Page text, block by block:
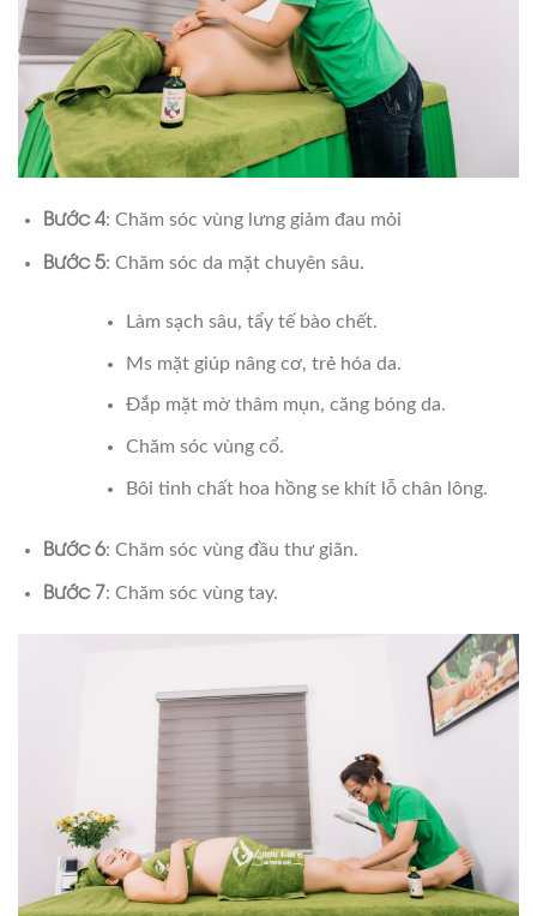
Bước 4: Chăm sóc vùng lưng giảm đau mỏi
Bước 5: Chăm sóc da mặt chuyên sâu.
Làm sạch sâu, tẩy tế bào chết.
Ms mặt giúp nâng cơ, trẻ hóa da.
Đắp mặt mờ thâm mụn, căng bóng da.
Chăm sóc vùng cổ.
Bôi tinh chất hoa hồng se khít lỗ chân lông.
Bước 6: Chăm sóc vùng đầu thư giãn.
Bước 7: Chăm sóc vùng tay.